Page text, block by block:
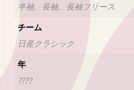
半袖、長袖、長袖フリース
チーム
日産クラシック
年
????